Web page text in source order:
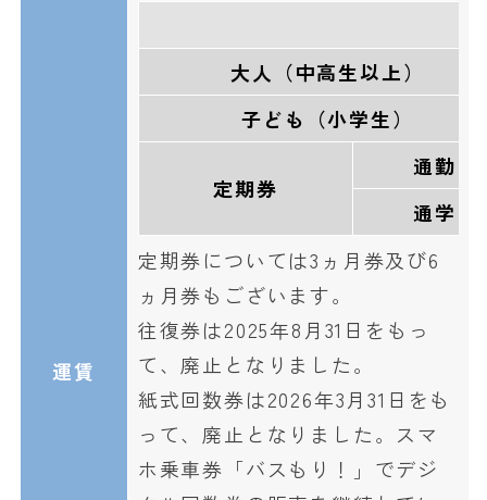
運賃
大人（中高生以上）
子ども（小学生）
定期券
通勤
通学
定期券については3ヵ月券及び6
ヵ月券もございます。
往復券は2025年8月31日をもっ
て、廃止となりました。
紙式回数券は2026年3月31日をも
って、廃止となりました。スマ
ホ乗車券「バスもり！」でデジ